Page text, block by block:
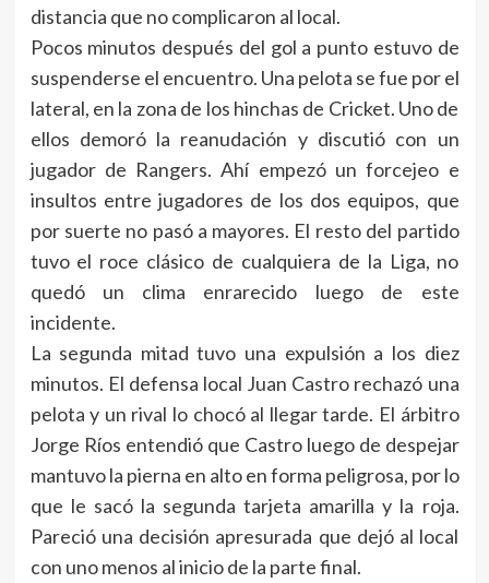
distancia que no complicaron al local.
Pocos minutos después del gol a punto estuvo de
suspenderse el encuentro. Una pelota se fue por el
lateral, en la zona de los hinchas de Cricket. Uno de
ellos demoró la reanudación y discutió con un
jugador de Rangers. Ahí empezó un forcejeo e
insultos entre jugadores de los dos equipos, que
por suerte no pasó a mayores. El resto del partido
tuvo el roce clásico de cualquiera de la Liga, no
quedó un clima enrarecido luego de este
incidente.
La segunda mitad tuvo una expulsión a los diez
minutos. El defensa local Juan Castro rechazó una
pelota y un rival lo chocó al llegar tarde. El árbitro
Jorge Ríos entendió que Castro luego de despejar
mantuvo la pierna en alto en forma peligrosa, por lo
que le sacó la segunda tarjeta amarilla y la roja.
Pareció una decisión apresurada que dejó al local
con uno menos al inicio de la parte final.